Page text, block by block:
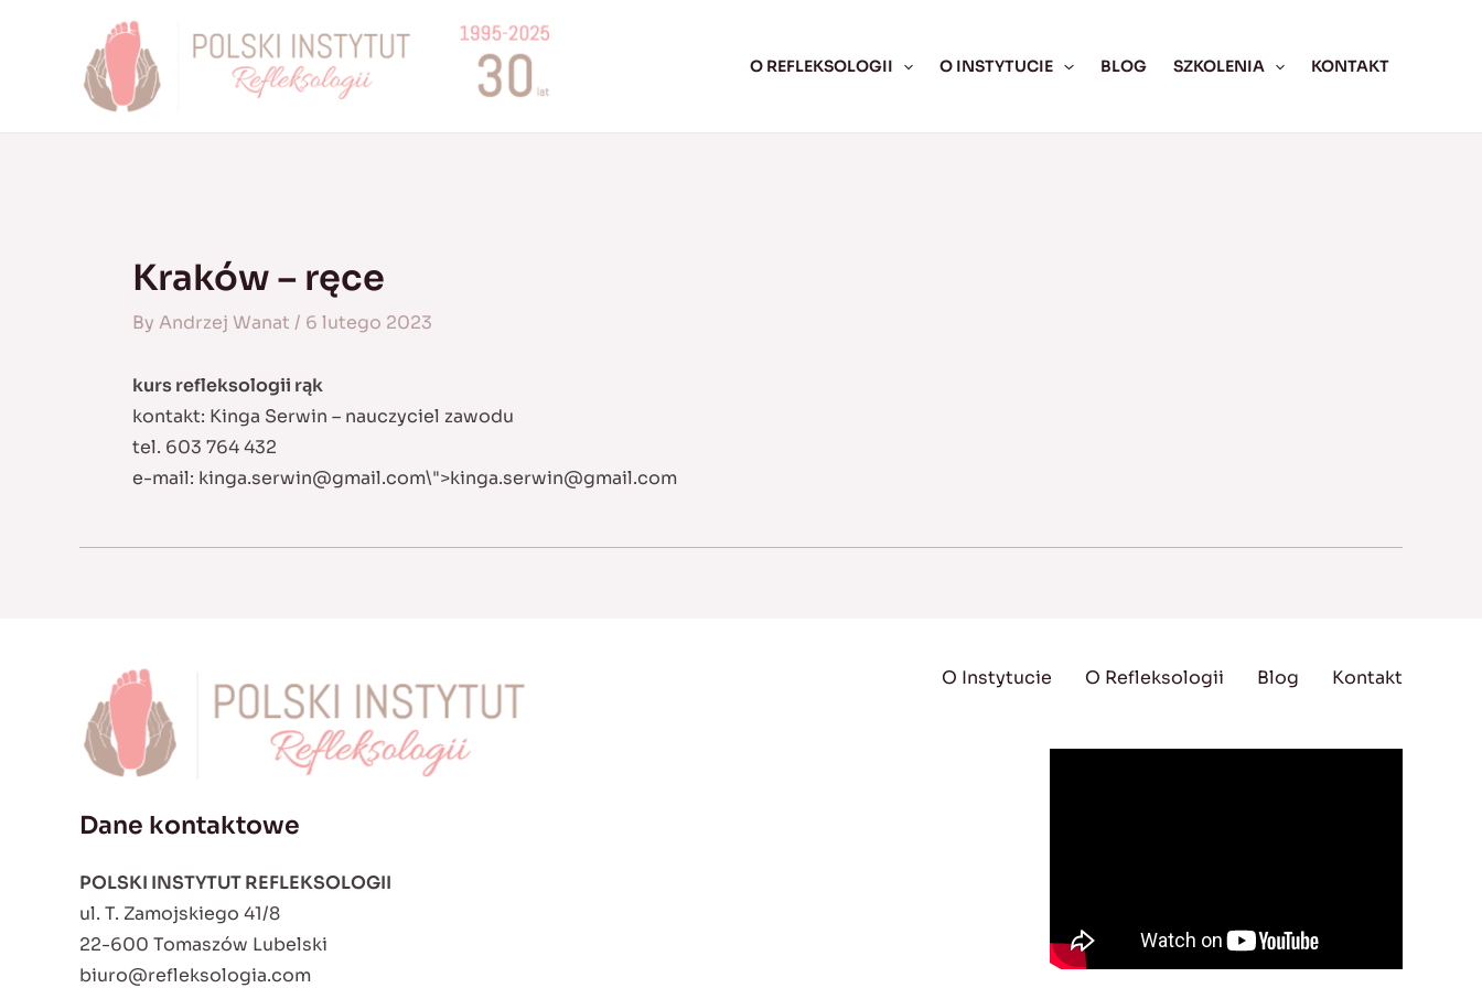
O REFLEKSOLOGII O INSTYTUCIE BLOG SZKOLENIA KONTAKT
Kraków – ręce
By Andrzej Wanat / 6 lutego 2023
kurs refleksologii rąk
kontakt: Kinga Serwin – nauczyciel zawodu
tel. 603 764 432
e-mail: kinga.serwin@gmail.com\">kinga.serwin@gmail.com
Dane kontaktowe
POLSKI INSTYTUT REFLEKSOLOGII
ul. T. Zamojskiego 41/8
22-600 Tomaszów Lubelski
biuro@refleksologia.com
O Instytucie O Refleksologii Blog Kontakt